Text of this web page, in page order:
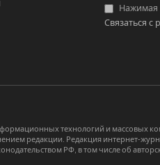
Нажимая
Связаться с
технологий и массовых
редакции. Редакция интернет-
РФ, в том числе об